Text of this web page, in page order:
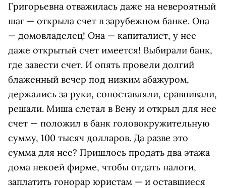
Григорьевна отважилась даже на невероятный
шаг — открыла счет в зарубежном банке. Она
— домовладелец! Она — капиталист, у нее
даже открытый счет имеется! Выбирали банк,
где завести счет. И опять провели долгий
блаженный вечер под низким абажуром,
держались за руки, сопоставляли, сравнивали,
решали. Миша слетал в Вену и открыл для нее
счет — положил в банк головокружительную
сумму, 100 тысяч долларов. Да разве это
сумма для нее? Пришлось продать два этажа
дома некоей фирме, чтобы отдать налоги,
заплатить гонорар юристам — и оставшиеся